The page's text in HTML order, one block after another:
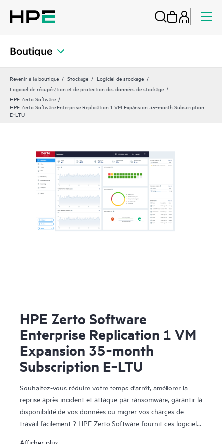
Boutique
Revenir à la boutique Stockage
Logiciel de stockage
Logiciel de récupération et de protection des données de stockage
HPE Zerto Software
HPE Zerto Software Enterprise Replication 1 VM Expansion 35‑month Subscription
E‑LTU
HPE Zerto Software
Enterprise Replication 1 VM
Expansion 35‑month
Subscription E‑LTU
Souhaitez-vous réduire votre temps d'arrêt, améliorer la
reprise après incident et attaque par ransomware, garantir la
disponibilité de vos données ou migrer vos charges de
travail facilement ? HPE Zerto Software fournit des logiciels
Afficher plus